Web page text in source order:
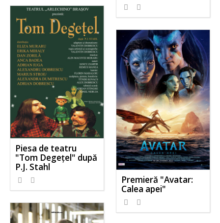
Piesa de teatru
"Tom Degețel" după
P.J. Stahl
Premieră "Avatar:
Calea apei"